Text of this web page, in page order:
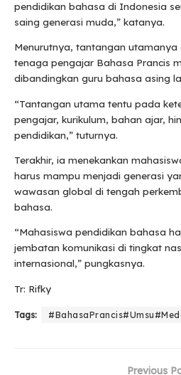
pendidikan bahasa di Indonesia
saing generasi muda,” katanya.
Menurutnya, tantangan utamanya
tenaga pengajar Bahasa Prancis
dibandingkan guru bahasa asing
“Tantangan utama tentu pada
pengajar, kurikulum, bahan ajar,
pendidikan,” tuturnya.
Terakhir, ia menekankan
harus mampu menjadi generasi
wawasan global di tengah
bahasa.
“Mahasiswa pendidikan bahasa
jembatan komunikasi di tingkat
internasional,” pungkasnya.
Tr: Rifky
Tags:
Previous